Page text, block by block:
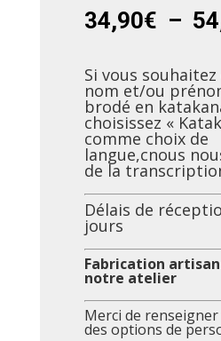
34,90€ –
Si vous
nom et/ou
brodé en
choisissez «
comme choix de
langue,cnous
de la
Délais de
jours
Fabrication
notre atelier
Merci de renseigner
des options de